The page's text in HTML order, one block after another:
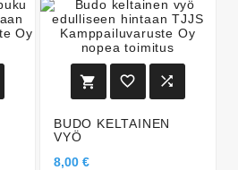
  
BUDO KELTAINEN
VYÖ
8,00 €